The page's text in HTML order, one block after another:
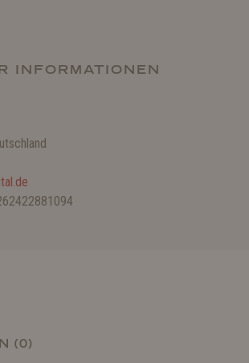
INFORMATIONEN
(0)